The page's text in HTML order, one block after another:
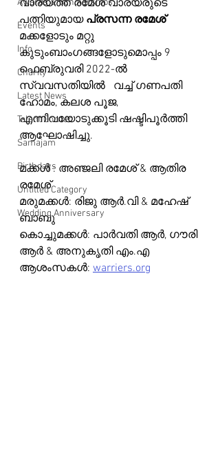
Awards & Scholarships
Events
Info
Charity
Latest News
Talent Corner
Samajam
Birthdays
Untitled Category
Wedding Anniversary
വാര്യത്ത് രമേശ് വാര്യരുടെ
പത്നിയുമായ
മക്കളോടും മറ്റു
കുടുംബാംഗങ്ങളോടുമൊപ്പം 9
ഫെബ്രുവരി 2022-ൽ
സ്വവസതിയിൽ   വച്ച് ഗണപതി
ഹോമം, കലശ പൂജ,
എന്നിവയോടുക്കൂടി ഷഷ്ടിപൂർത്തി
ആഘോഷിച്ചു.
മക്കൾ : അഞ്ജലി രമേശ് & ആതിര
രമേശ്
മരുമക്കൾ: രിജു ആർ.വി & മഹേഷ്
ബാബു
കൊച്ചുമക്കൾ: പാർവതി ആർ, ഗൗരി
ആർ & അനുകൃതി എം.എ
ആശംസകൾ: warriers.org